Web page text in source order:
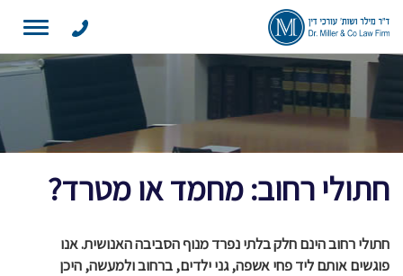
Toggle
חתולי רחוב: מחמד או מטרד?
חתולי רחוב הינם חלק בלתי נפרד מנוף הסביבה האנושית. אנו
פוגשים אותם ליד פחי אשפה, גני ילדים, ברחוב ולמעשה, היכן